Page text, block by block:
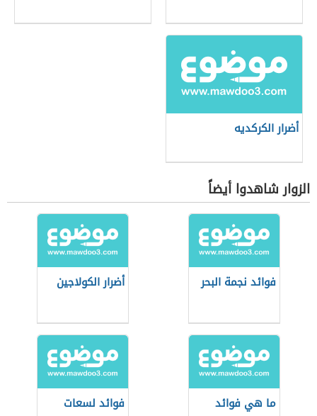
أضرار الكركديه
الزوار شاهدوا أيضاً
فوائد نجمة البحر أضرار الكولاجين
ما هي فوائد
فوائد لسعات